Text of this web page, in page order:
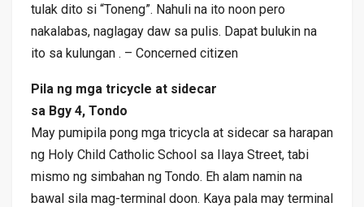
tulak dito si “Toneng”. Nahuli na ito noon pero
nakalabas, naglagay daw sa pulis. Dapat bulukin na
ito sa kulungan . – Concerned citizen
Pila ng mga tricycle at sidecar
sa Bgy 4, Tondo
May pumipila pong mga tricycla at sidecar sa harapan
ng Holy Child Catholic School sa Ilaya Street, tabi
mismo ng simbahan ng Tondo. Eh alam namin na
bawal sila mag-terminal doon. Kaya pala may terminal